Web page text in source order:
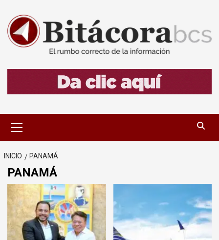
contenido
primario
INICIO PANAMÁ
PANAMÁ